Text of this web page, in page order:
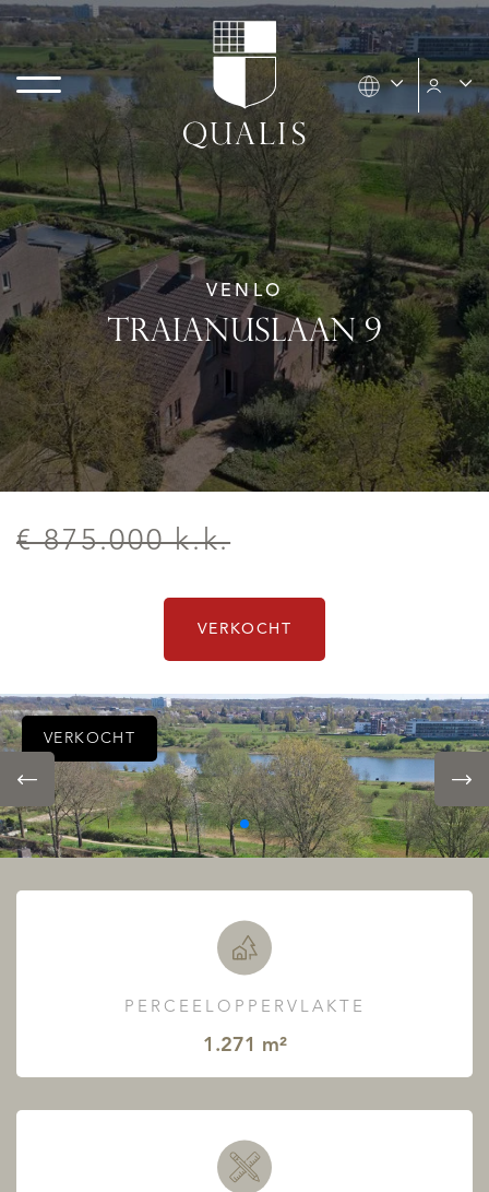
VENLO
TRAIANUSLAAN 9
€ 875.000 k.k.
VERKOCHT
VERKOCHT
PERCEELOPPERVLAKTE
1.271 m²